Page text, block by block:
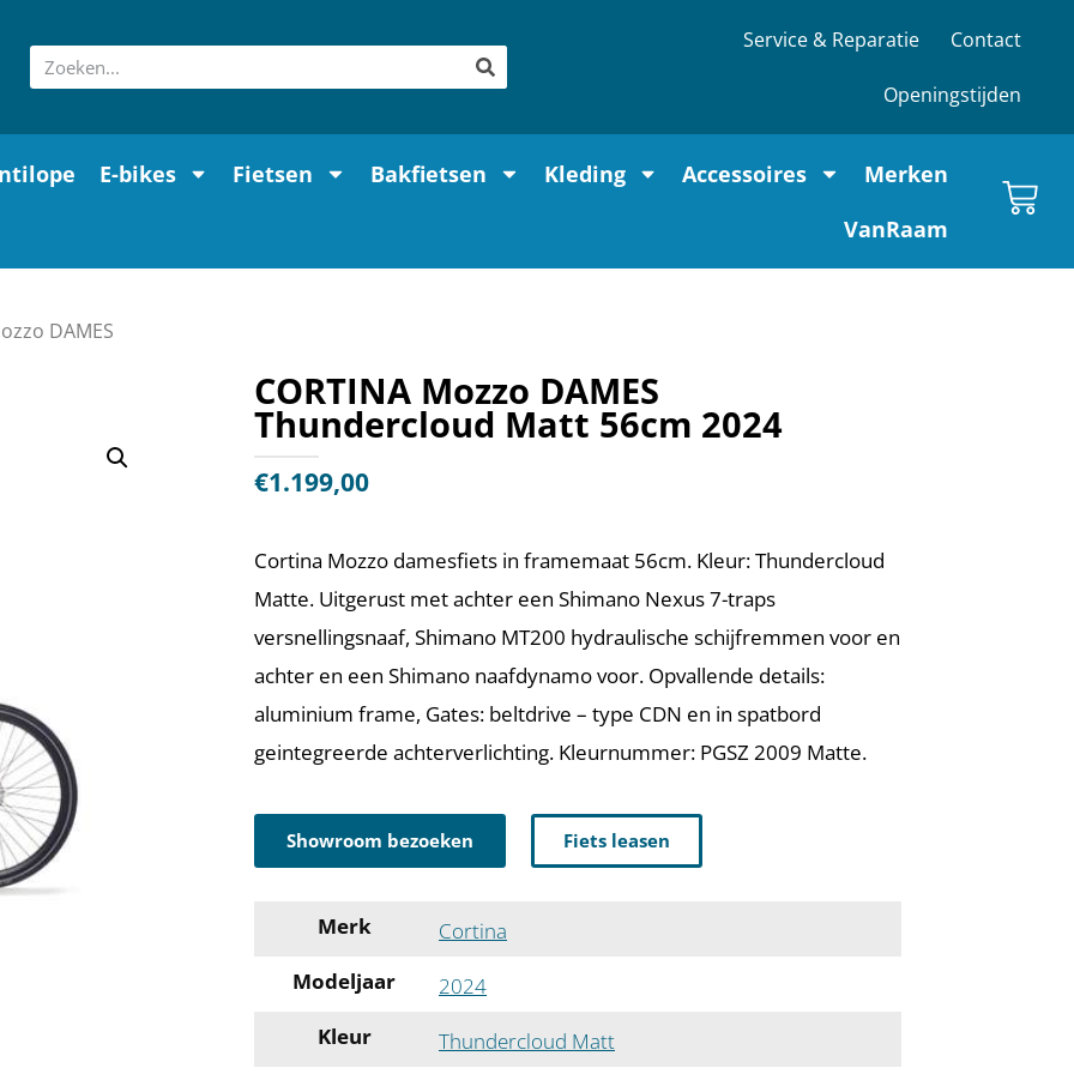
Service & Reparatie Contact
Openingstijden
E-bikes Fietsen Bakfietsen Kleding Accessoires
Merken
VanRaam
DAMES
CORTINA Mozzo DAMES
Thundercloud Matt 56cm 2024
€1.199,00
Cortina Mozzo damesfiets in framemaat 56cm. Kleur: Thundercloud
Matte. Uitgerust met achter een Shimano Nexus 7-traps
versnellingsnaaf, Shimano MT200 hydraulische schijfremmen voor en
achter en een Shimano naafdynamo voor. Opvallende details:
aluminium frame, Gates: beltdrive – type CDN en in spatbord
geintegreerde achterverlichting. Kleurnummer: PGSZ 2009 Matte.
Showroom bezoeken Fiets leasen
Merk
Cortina
Modeljaar
2024
Kleur
Thundercloud Matt